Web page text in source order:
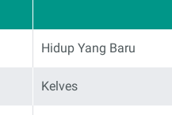
Hidup Yang Baru
Kelves